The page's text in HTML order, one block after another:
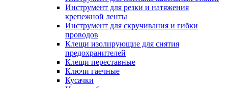
Инструмент для резки и натяжения
крепежной ленты
Инструмент для скручивания и гибки
проводов
Клещи изолирующие для снятия
предохранителей
Клещи переставные
Ключи гаечные
Кусачки